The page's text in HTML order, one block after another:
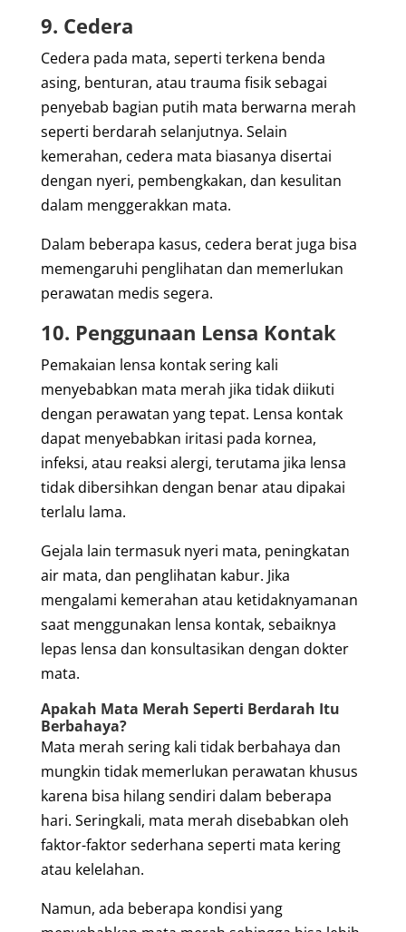
9. Cedera
Cedera pada mata, seperti terkena benda
asing, benturan, atau trauma fisik sebagai
penyebab bagian putih mata berwarna merah
seperti berdarah selanjutnya. Selain
kemerahan, cedera mata biasanya disertai
dengan nyeri, pembengkakan, dan kesulitan
dalam menggerakkan mata.
Dalam beberapa kasus, cedera berat juga bisa
memengaruhi penglihatan dan memerlukan
perawatan medis segera.
10. Penggunaan Lensa Kontak
Pemakaian lensa kontak sering kali
menyebabkan mata merah jika tidak diikuti
dengan perawatan yang tepat. Lensa kontak
dapat menyebabkan iritasi pada kornea,
infeksi, atau reaksi alergi, terutama jika lensa
tidak dibersihkan dengan benar atau dipakai
terlalu lama.
Gejala lain termasuk nyeri mata, peningkatan
air mata, dan penglihatan kabur. Jika
mengalami kemerahan atau ketidaknyamanan
saat menggunakan lensa kontak, sebaiknya
lepas lensa dan konsultasikan dengan dokter
mata.
Apakah Mata Merah Seperti Berdarah Itu
Berbahaya?
Mata merah sering kali tidak berbahaya dan
mungkin tidak memerlukan perawatan khusus
karena bisa hilang sendiri dalam beberapa
hari. Seringkali, mata merah disebabkan oleh
faktor-faktor sederhana seperti mata kering
atau kelelahan.
Namun, ada beberapa kondisi yang